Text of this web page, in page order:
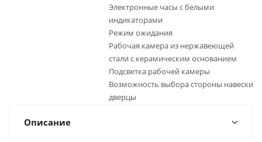
Электронные часы с белыми
индикаторами
Режим ожидания
Рабочая камера из нержавеющей
стали с керамическим основанием
Подсветка рабочей камеры
Возможность выбора стороны навески
дверцы
Описание